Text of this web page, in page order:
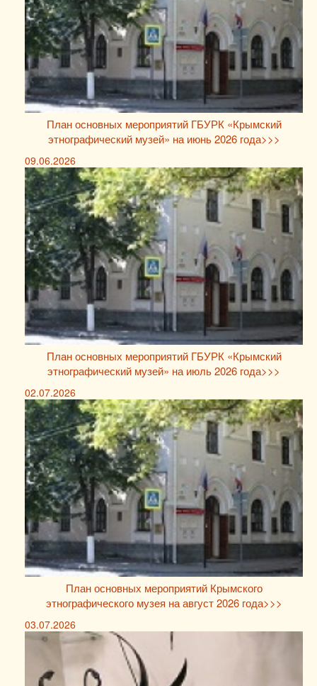
План основных мероприятий ГБУРК «Крымский
этнографический музей» на июнь 2026 года>>>
09.06.2026
План основных мероприятий ГБУРК «Крымский
этнографический музей» на июль 2026 года>>>
02.07.2026
План основных мероприятий Крымского
этнографического музея на август 2026 года>>>
03.07.2026